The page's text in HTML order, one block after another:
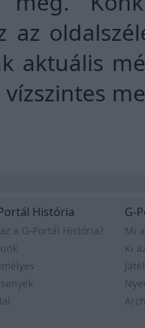
az
aktuális
História
a G-Portál História?
G-
Mi
Ki